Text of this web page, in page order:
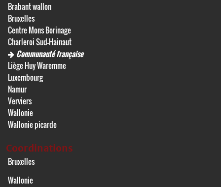
Brabant wallon
Bruxelles
Centre Mons Borinage
Charleroi Sud-Hainaut
Communauté française
Liège Huy Waremme
Luxembourg
Namur
Verviers
Wallonie
Wallonie picarde
Coordinations
Bruxelles
Wallonie